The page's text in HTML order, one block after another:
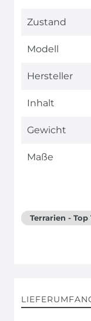
Technisches
Wert
Zustand
Modell
Hersteller
Inhalt
Gewicht
Maße
Terrarien - Top